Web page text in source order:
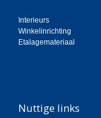
Interieurs
Winkelinrichting
Etalagemateriaal
Nuttige links